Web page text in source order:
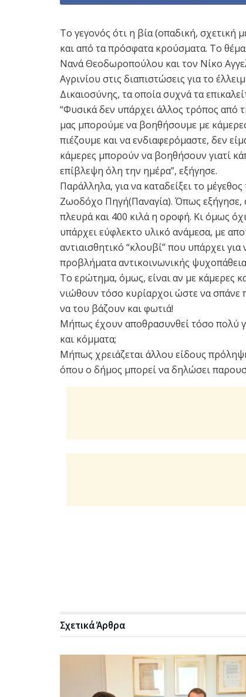
Το γεγονός ότι η βία (οπαδική, σχετική
και από τα πρόσφατα κρούσματα. Το
Νανά Θεοδωροπούλου και τον Νίκο
Αγρινίου στις διαπιστώσεις για το
Δικαιοσύνης, τα οποία συχνά τα
“Φυσικά δεν υπάρχει άλλος τρόπος από
μας μπορούμε να βοηθήσουμε με
πιέζουμε και να ενδιαφερόμαστε, δεν
κάμερες μπορούν να βοηθήσουν γιατί
επίβλεψη όλη την ημέρα”, εξήγησε.
Παράλληλα, για να καταδείξει το
Ζωοδόχο Πηγή(Παναγία). Όπως εξήγησε,
πλευρά και 400 κιλά η οροφή. Κι όμως
υπάρχει εύφλεκτο υλικό ανάμεσα, με
αντιαισθητικό “κλουβί” που υπάρχει
προβλήματα αντικοινωνικής
Το ερώτημα, όμως, είναι αν με κάμερες
νιώθουν τόσο κυρίαρχοι ώστε να σπάνε
να του βάζουν και φωτιά!
Μήπως έχουν αποθρασυνθεί τόσο πολύ
και κόμματα;
Μήπως χρειάζεται άλλου είδους
όπου ο δήμος μπορεί να δηλώσει
ΣχετικάΆρθρα